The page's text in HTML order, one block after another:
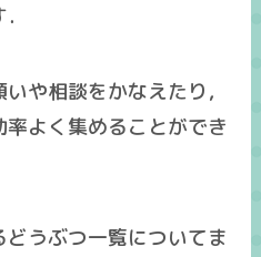
や相談をかなえたり，
よく集めることができ
どうぶつ一覧についてま